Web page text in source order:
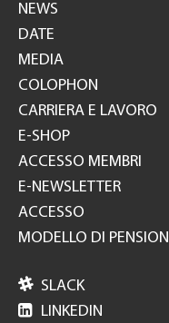
NEWS
DATE
MEDIA
COLOPHON
CARRIERA E LAVORO
E-SHOP
ACCESSO MEMBRI
E-NEWSLETTER
ACCESSO
 SLACK
 LINKEDIN